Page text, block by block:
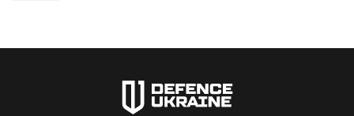
Удобство регулировки и адаптации к разным условиям
Качественная фурнитура и материалы от проверенных
Стропа Texcel